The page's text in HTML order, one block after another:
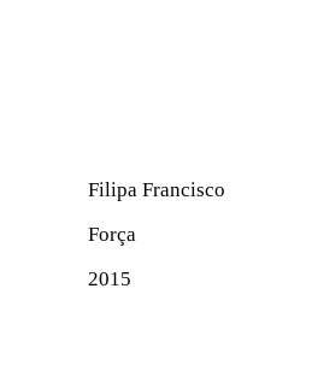
Filipa Francisco
Força
2015